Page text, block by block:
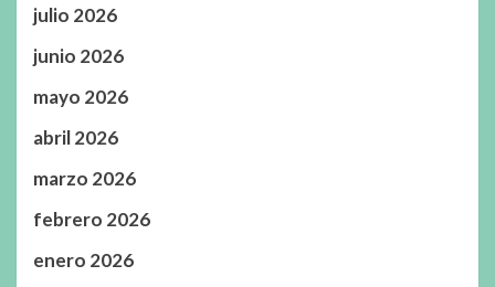
julio 2026
junio 2026
mayo 2026
abril 2026
marzo 2026
febrero 2026
enero 2026